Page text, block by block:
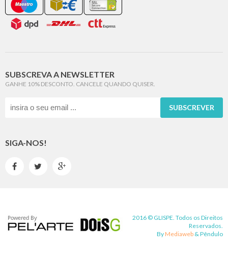
SUBSCREVA A NEWSLETTER
GANHE 10% DESCONTO. CANCELE QUANDO QUISER.
SUBSCREVER
SIGA-NOS!
  
2016 © GLISPE. Todos os Direitos
Reservados.
By Mediaweb & Pêndulo